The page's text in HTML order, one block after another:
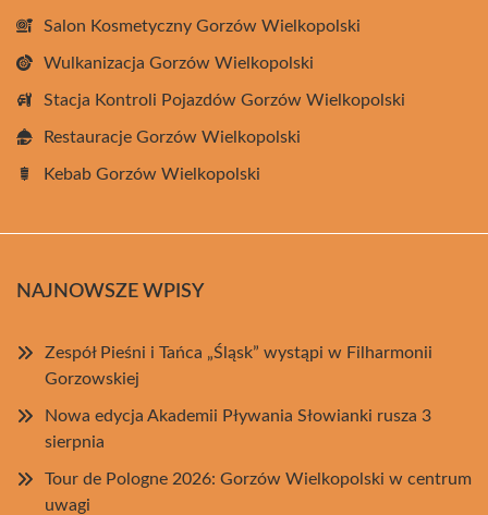
Salon Kosmetyczny Gorzów Wielkopolski
Wulkanizacja Gorzów Wielkopolski
Stacja Kontroli Pojazdów Gorzów Wielkopolski
Restauracje Gorzów Wielkopolski
Kebab Gorzów Wielkopolski
NAJNOWSZE WPISY
Zespół Pieśni i Tańca „Śląsk” wystąpi w Filharmonii
Gorzowskiej
Nowa edycja Akademii Pływania Słowianki rusza 3
sierpnia
Tour de Pologne 2026: Gorzów Wielkopolski w centrum
uwagi